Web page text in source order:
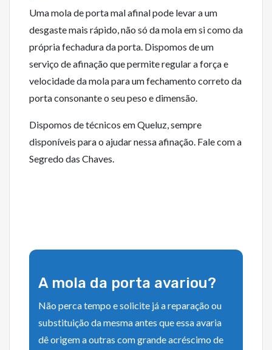
Uma mola de porta mal afinal pode levar a um
desgaste mais rápido, não só da mola em si como da
própria fechadura da porta. Dispomos de um
serviço de afinação que permite regular a força e
velocidade da mola para um fechamento correto da
porta consonante o seu peso e dimensão.
Dispomos de técnicos em Queluz, sempre
disponíveis para o ajudar nessa afinação. Fale com a
Segredo das Chaves.
A mola da porta avariou?
Não perca tempo e solicite já a reparação ou
substituição da mesma antes que essa avaria
dê origem a outras com grande acréscimo de